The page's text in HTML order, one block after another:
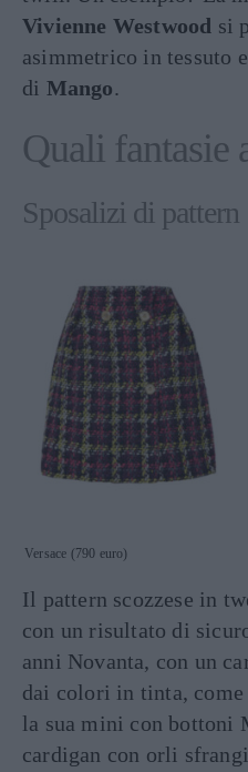
Vivienne Westwood si
asimmetrico in tessuto
di Mango.
Quali fantasie
Sposalizi di pattern
Versace (790 euro)
Il pattern scozzese in
con un risultato di
anni Novanta, con un
dai colori in tinta, come
la sua mini con bottoni
cardigan con orli